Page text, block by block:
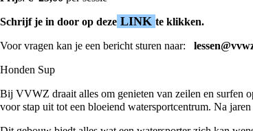
Schrijf je in door op deze LINK te klikken.
Voor vragen kan je een bericht sturen naar:
Honden Sup
Bij VVWZ draait alles om genieten van zeilen en surfen
voor stap uit tot een bloeiend watersportcentrum. Na